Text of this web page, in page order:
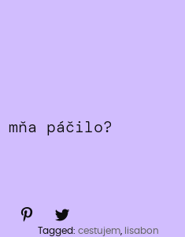
mňa páčilo?
Tagged:cestujem lisabon